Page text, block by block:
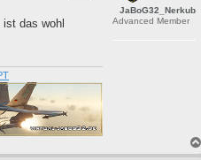
JaBoG32_Nerkub
Advanced Member
das wohl